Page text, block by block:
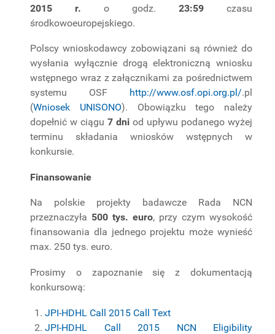
2015 r. o godz. 23:59 czasu
środkowoeuropejskiego.
Polscy wnioskodawcy zobowiązani są również do
wysłania wyłącznie drogą elektroniczną wniosku
wstępnego wraz z załącznikami za pośrednictwem
systemu OSF
http://www.osf.opi.org.pl/.pl
(Wniosek UNISONO). Obowiązku tego należy
dopełnić w ciągu 7 dni od upływu podanego wyżej
terminu składania wniosków wstępnych w
konkursie.
Finansowanie
Na polskie projekty badawcze Rada NCN
przeznaczyła 500 tys. euro, przy czym wysokość
finansowania dla jednego projektu może wynieść
max. 250 tys. euro.
Prosimy o zapoznanie się z dokumentacją
konkursową:
JPI-HDHL Call 2015 Call Text
JPI-HDHL Call 2015 NCN Eligibility